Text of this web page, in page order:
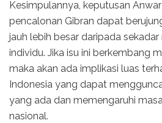
Kesimpulannya, keputusan
pencalonan Gibran dapat
jauh lebih besar daripada
individu. Jika isu ini berkembang
maka akan ada implikasi luas
Indonesia yang dapat
yang ada dan memengaruhi
nasional.